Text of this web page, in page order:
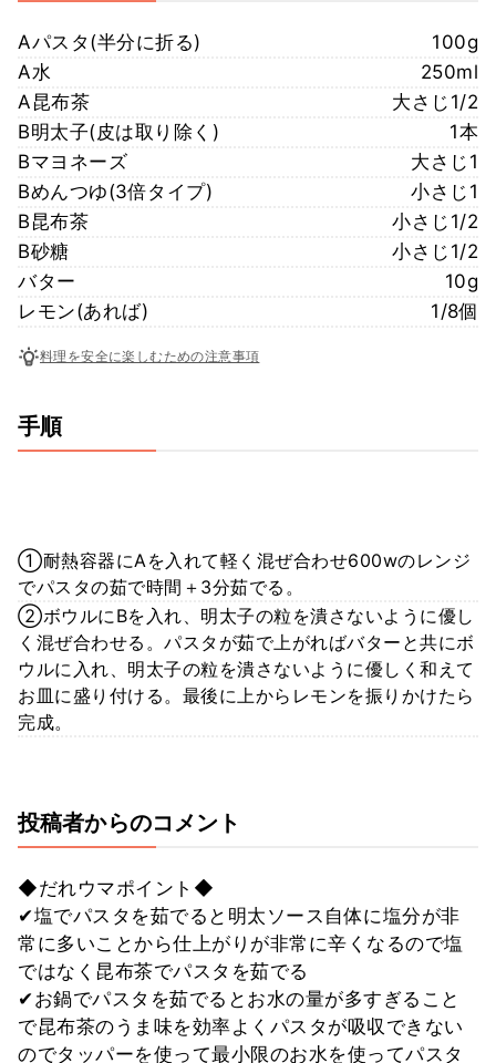
Aパスタ(半分に折る)
100g
A水
250ml
A昆布茶
大さじ1/2
B明太子(皮は取り除く)
1本
Bマヨネーズ
大さじ1
Bめんつゆ(3倍タイプ)
小さじ1
B昆布茶
小さじ1/2
B砂糖
小さじ1/2
バター
10g
レモン(あれば)
1/8個
料理を安全に楽しむための注意事項
手順
①耐熱容器にAを入れて軽く混ぜ合わせ600wのレンジ
でパスタの茹で時間＋3分茹でる。
②ボウルにBを入れ、明太子の粒を潰さないように優し
く混ぜ合わせる。パスタが茹で上がればバターと共にボ
ウルに入れ、明太子の粒を潰さないように優しく和えて
お皿に盛り付ける。最後に上からレモンを振りかけたら
完成。
投稿者からのコメント
◆だれウマポイント◆
✔︎塩でパスタを茹でると明太ソース自体に塩分が非
常に多いことから仕上がりが非常に辛くなるので塩
ではなく昆布茶でパスタを茹でる
✔︎お鍋でパスタを茹でるとお水の量が多すぎること
で昆布茶のうま味を効率よくパスタが吸収できない
のでタッパーを使って最小限のお水を使ってパスタ